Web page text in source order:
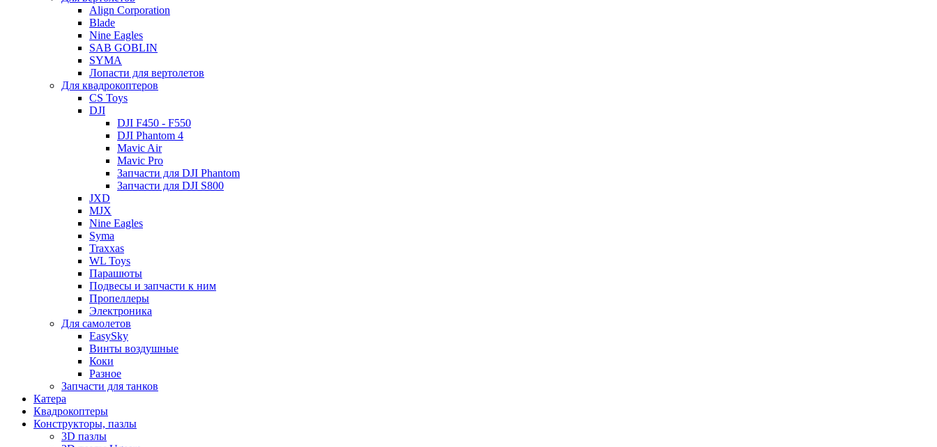
Align Corporation
Blade
Nine Eagles
SAB GOBLIN
SYMA
Лопасти для вертолетов
Для квадрокоптеров
CS Toys
DJI
DJI F450 - F550
DJI Phantom 4
Mavic Air
Mavic Pro
Запчасти для DJI Phantom
Запчасти для DJI S800
JXD
MJX
Nine Eagles
Syma
Traxxas
WL Toys
Парашюты
Подвесы и запчасти к ним
Пропеллеры
Электроника
Для самолетов
EasySky
Винты воздушные
Коки
Разное
Запчасти для танков
Катера
Квадрокоптеры
Конструкторы, пазлы
3D пазлы